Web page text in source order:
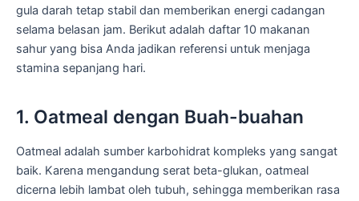
gula darah tetap stabil dan memberikan energi cadangan
selama belasan jam. Berikut adalah daftar 10 makanan
sahur yang bisa Anda jadikan referensi untuk menjaga
stamina sepanjang hari.
1. Oatmeal dengan Buah-buahan
Oatmeal adalah sumber karbohidrat kompleks yang sangat
baik. Karena mengandung serat beta-glukan, oatmeal
dicerna lebih lambat oleh tubuh, sehingga memberikan rasa